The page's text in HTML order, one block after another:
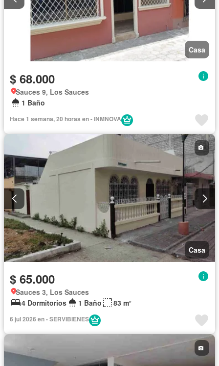
Casa
$ 68.000
Sauces 9, Los Sauces
1 Baño
Hace 1 semana, 20 horas en - INMNOVA
Casa
$ 65.000
Sauces 3, Los Sauces
4 Dormitorios
1 Baño 83 m²
6 jul 2026 en - SERVIBIENES